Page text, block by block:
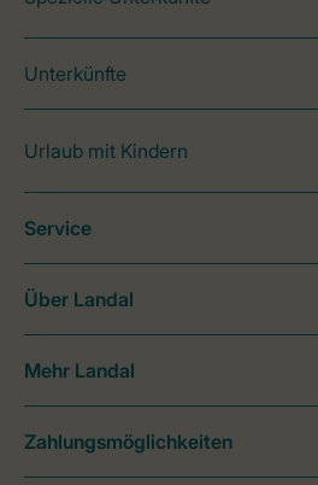
Unterkünfte
Urlaub mit Kindern
Service
Über Landal
Mehr Landal
Zahlungsmöglichkeiten